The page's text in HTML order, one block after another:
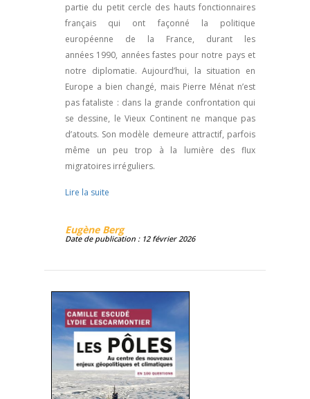
partie du petit cercle des hauts fonctionnaires
français qui ont façonné la politique
européenne de la France, durant les
années 1990, années fastes pour notre pays et
notre diplomatie. Aujourd’hui, la situation en
Europe a bien changé, mais Pierre Ménat n’est
pas fataliste : dans la grande confrontation qui
se dessine, le Vieux Continent ne manque pas
d’atouts. Son modèle demeure attractif, parfois
même un peu trop à la lumière des flux
migratoires irréguliers.
Lire la suite
Eugène Berg
Date de publication : 12 février 2026